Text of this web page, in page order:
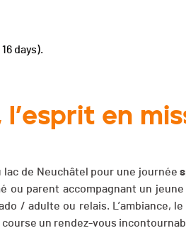
days).
en
lac de Neuchâtel pour une journée
ou parent accompagnant un
/ adulte ou relais. L’ambiance,
un rendez-vous